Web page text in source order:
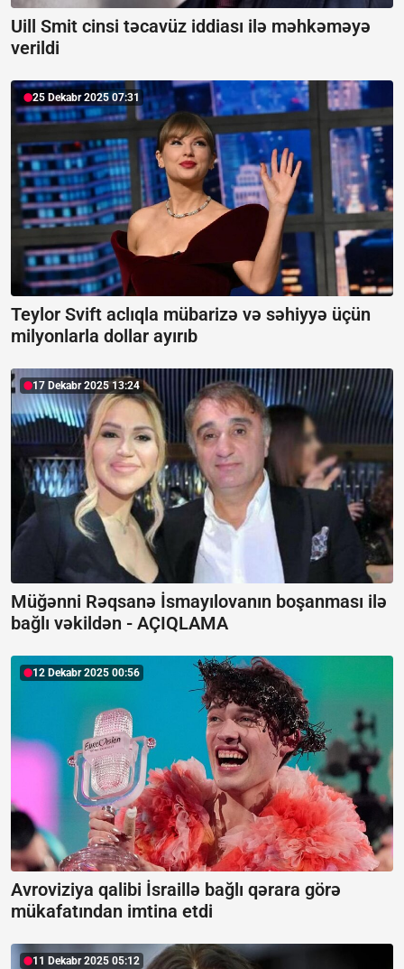
Uill Smit cinsi təcavüz iddiası ilə məhkəməyə
verildi
25 Dekabr 2025 07:31
Teylor Svift aclıqla mübarizə və səhiyyə üçün
milyonlarla dollar ayırıb
17 Dekabr 2025 13:24
Müğənni Rəqsanə İsmayılovanın boşanması ilə
bağlı vəkildən - AÇIQLAMA
12 Dekabr 2025 00:56
Avroviziya qalibi İsraillə bağlı qərara görə
mükafatından imtina etdi
11 Dekabr 2025 05:12